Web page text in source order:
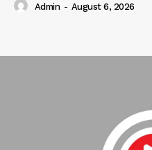
Admin - August 6, 2026